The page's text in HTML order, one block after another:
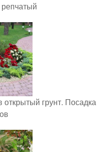
репчатый
открытый грунт. Посадка